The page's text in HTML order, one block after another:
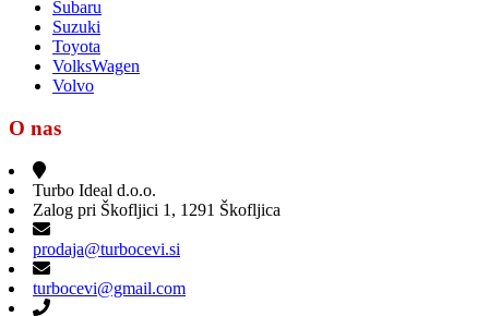
Subaru
Suzuki
Toyota
VolksWagen
Volvo
O nas
Turbo Ideal d.o.o.
Zalog pri Škofljici 1, 1291 Škofljica
prodaja@turbocevi.si
turbocevi@gmail.com